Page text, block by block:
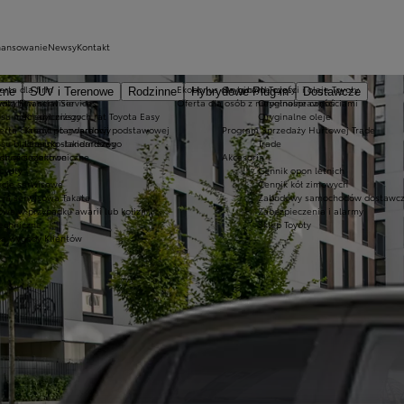
SUV i Terenowe Rodzinne Hybrydowe Plug-in
Dostawcze
Ekobonus dla hybryd Toyoty
Oferta dla osób z niepełnosprawnościami
w serwisie
mechanicznego
dla aut po gwarancji podstawowej
blacharsko-lakierniczego
sezonowe
serwisowe
serwisowa Takata
w przypadku awarii lub kolizji
wygody Klientów
Oryginalne części i oleje Toyoty
Oryginalne części
Oryginalne oleje
Program Sprzedaży Hurtowej Trade
Trade
Akcesoria
Cennik opon letnich
Cennik kół zimowych
Zabudowy samochodów
Zabezpieczenia i alarmy
Sklep Toyoty
dla firm
Financial Services
Kredyt niższych rat Toyota Easy
Kredyt standardowy
Leasing standardowy
elektroniczne
NewsyKontakt